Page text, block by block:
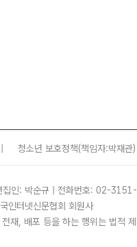
청소년 보호정책(책임자:박재관)
집인: 박순규 | 전화번호: 02-
인터넷신문협회 회원사
, 배포 등을 하는 행위는 법적 제